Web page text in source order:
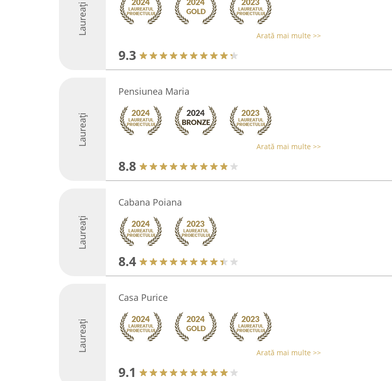
Laureați Arată mai multe >>
9.3
Laureați
Pensiunea Maria
Arată mai multe >>
8.8
Laureați
Cabana Poiana
8.4
Laureați
Casa Purice
Arată mai multe >>
9.1